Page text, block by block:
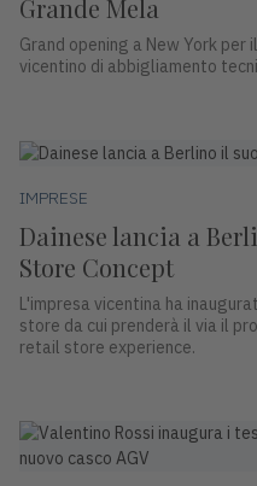
Grande Mela
Grand opening a New York
vicentino di abbigliamento
IMPRESE
Dainese lancia a
Store Concept
L'impresa vicentina ha
store da cui prenderà il via il
retail store experience.